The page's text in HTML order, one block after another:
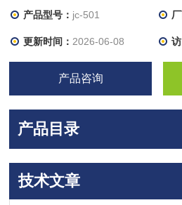
产品型号： jc-501
更新时间： 2026-06-08
产品咨询
产品目录
技术文章